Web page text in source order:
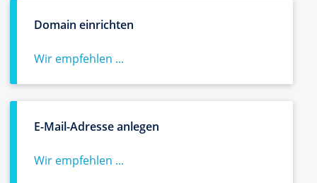
Domain einrichten
Wir empfehlen ...
E-Mail-Adresse anlegen
Wir empfehlen ...